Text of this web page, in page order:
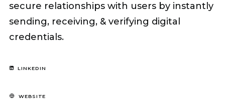
secure relationships with users by instantly
sending, receiving, & verifying digital
credentials.
LINKEDIN
WEBSITE